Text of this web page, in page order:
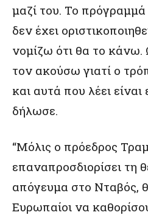
μαζί του. Το
δεν έχει
νομίζω ότι θα το
τον ακούσω γιατί ο
και αυτά που λέει
δήλωσε.
“Μόλις ο πρόεδρος
επαναπροσδιορίσει τη
απόγευμα στο Νταβός,
Ευρωπαίοι να